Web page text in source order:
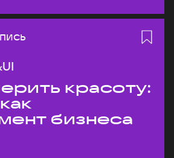
красоту:
бизнеса